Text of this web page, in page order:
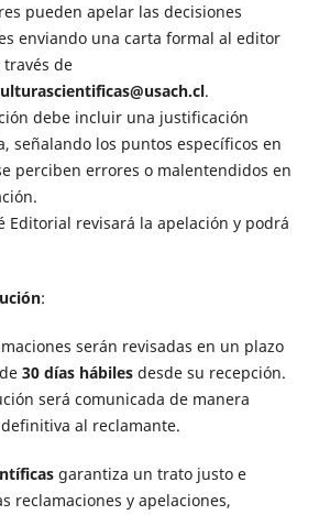
pueden apelar las decisiones
enviando una carta formal al editor
de
.
debe incluir una justificación
señalando los puntos específicos en
perciben errores o malentendidos en
Editorial revisará la apelación y podrá
:
serán revisadas en un plazo
30 días hábilesdesde su recepción.
será comunicada de manera
al reclamante.
garantiza un trato justo e
reclamaciones y apelaciones,